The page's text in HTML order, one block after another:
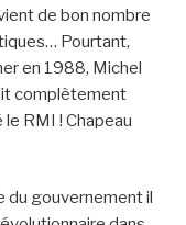
de bon nombre
Pourtant,
en 1988, Michel
complètement
RMI ! Chapeau
du gouvernement il